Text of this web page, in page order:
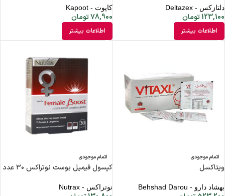
دلتازکس - Deltazex
123,100تومان
اطلاعات بیشتر
کاپوت - Kapoot
78,900تومان
اطلاعات بیشتر
اتمام موجودی
ویتاکسل
بهشاد دارو - Behshad Darou
اتمام موجودی
کپسول فیمیل بوست نوتراکس ۳۰ عدد
نوتراکس - Nutrax